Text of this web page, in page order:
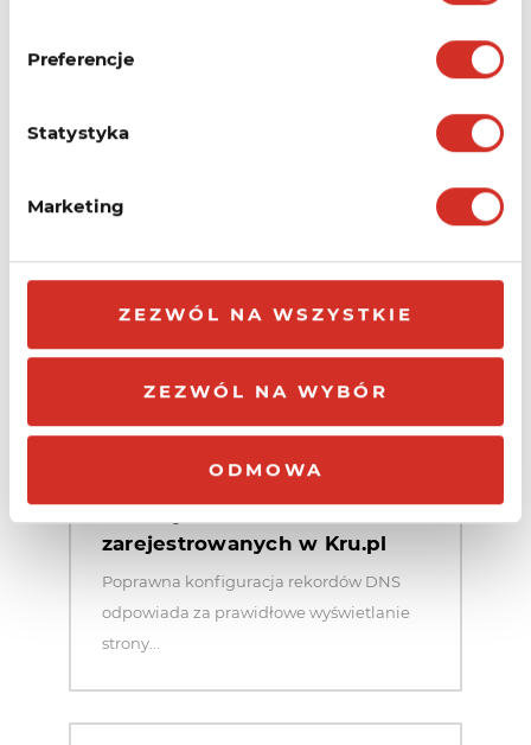
Preferencje
Statystyka
Marketing
ZEZWÓL NA WSZYSTKIE
ZEZWÓL NA WYBÓR
ODMOWA
domeny przed jej wygaśnięciem. W
transfer domeny?
samodzielnego ponowienia transferu
domeny. W tym celu...
Jak poprawnie ustawić
rekordy NS dla domen
zarejestrowanych w Kru.pl
Poprawna konfiguracja rekordów DNS
odpowiada za prawidłowe wyświetlanie
strony...